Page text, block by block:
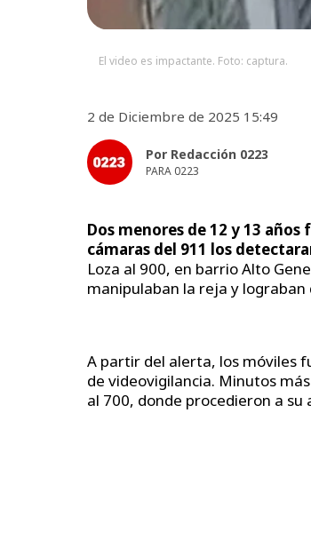
El video es impactante. Foto: captura.
2 de Diciembre de 2025 15:49
Por Redacción 0223
PARA 0223
Dos menores de 12 y 13
cámaras del 911 los
Loza al 900, en barrio Alto
manipulaban la reja y lograban
A partir del alerta, los móviles
de videovigilancia. Minutos
al 700, donde procedieron a su